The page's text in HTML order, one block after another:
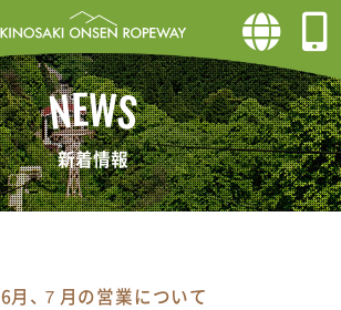
NEWS
新着情報
6月、７月の営業について